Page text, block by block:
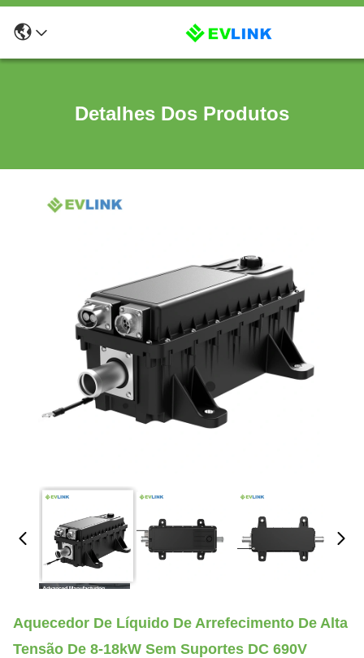
Detalhes Dos Produtos
Aquecedor De Líquido De Arrefecimento De Alta
Tensão De 8-18kW Sem Suportes DC 690V